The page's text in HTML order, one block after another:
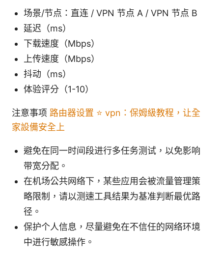
场景/节点：直连 / VPN 节点 A / VPN 节点 B
延迟（ms）
下载速度（Mbps）
上传速度（Mbps）
抖动（ms）
体验评分（1-10）
注意事项 路由器设置 ⭐ vpn：保姆級教程，让全
家設備安全上
避免在同一时间段进行多任务测试，以免影响
带宽分配。
在机场公共网络下，某些应用会被流量管理策
略限制，请以测速工具结果为基准判断最优路
径。
保护个人信息，尽量避免在不信任的网络环境
中进行敏感操作。